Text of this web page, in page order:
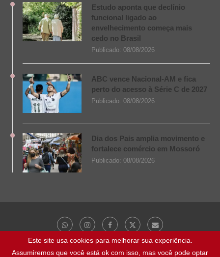
Estudo aponta que declínio
funcional ligado ao
envelhecimento começa mais
cedo no Brasil
Publicado: 08/08/2026
ABC vence Nacional-AM e fica
perto do acesso à Série C de 2027
Publicado: 08/08/2026
Dia dos Pais amplia movimento e
fortalece comércio em Mossoró
Publicado: 08/08/2026
Este site usa cookies para melhorar sua experiência.
Assumiremos que você está ok com isso, mas você pode optar